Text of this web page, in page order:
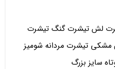
لش تیشرت گنگ تیشرت
مشکی تیشرت مردانه شومیز
سایز بزرگ